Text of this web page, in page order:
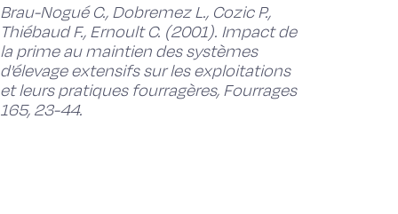
Brau-Nogué C., Dobremez L., Cozic P.,
Thiébaud F., Ernoult C. (2001). Impact de
la prime au maintien des systèmes
d'élevage extensifs sur les exploitations
et leurs pratiques fourragères, Fourrages
165, 23-44.